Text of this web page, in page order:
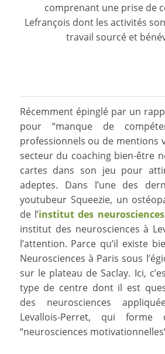
comprenant une prise de
Lefrançois dont les activités
travail sourcé et
Récemment épinglé par un
pour “manque de
professionnels ou de mentions
secteur du coaching bien-être
cartes dans son jeu pour
adeptes. Dans l’une des
youtubeur Squeezie, un
de l’institut des
institut des neurosciences à
l’attention. Parce qu’il existe
Neurosciences à Paris sous
sur le plateau de Saclay. Ici,
type de centre dont il est
des neurosciences
Levallois-Perret, qui forme
“neurosciences